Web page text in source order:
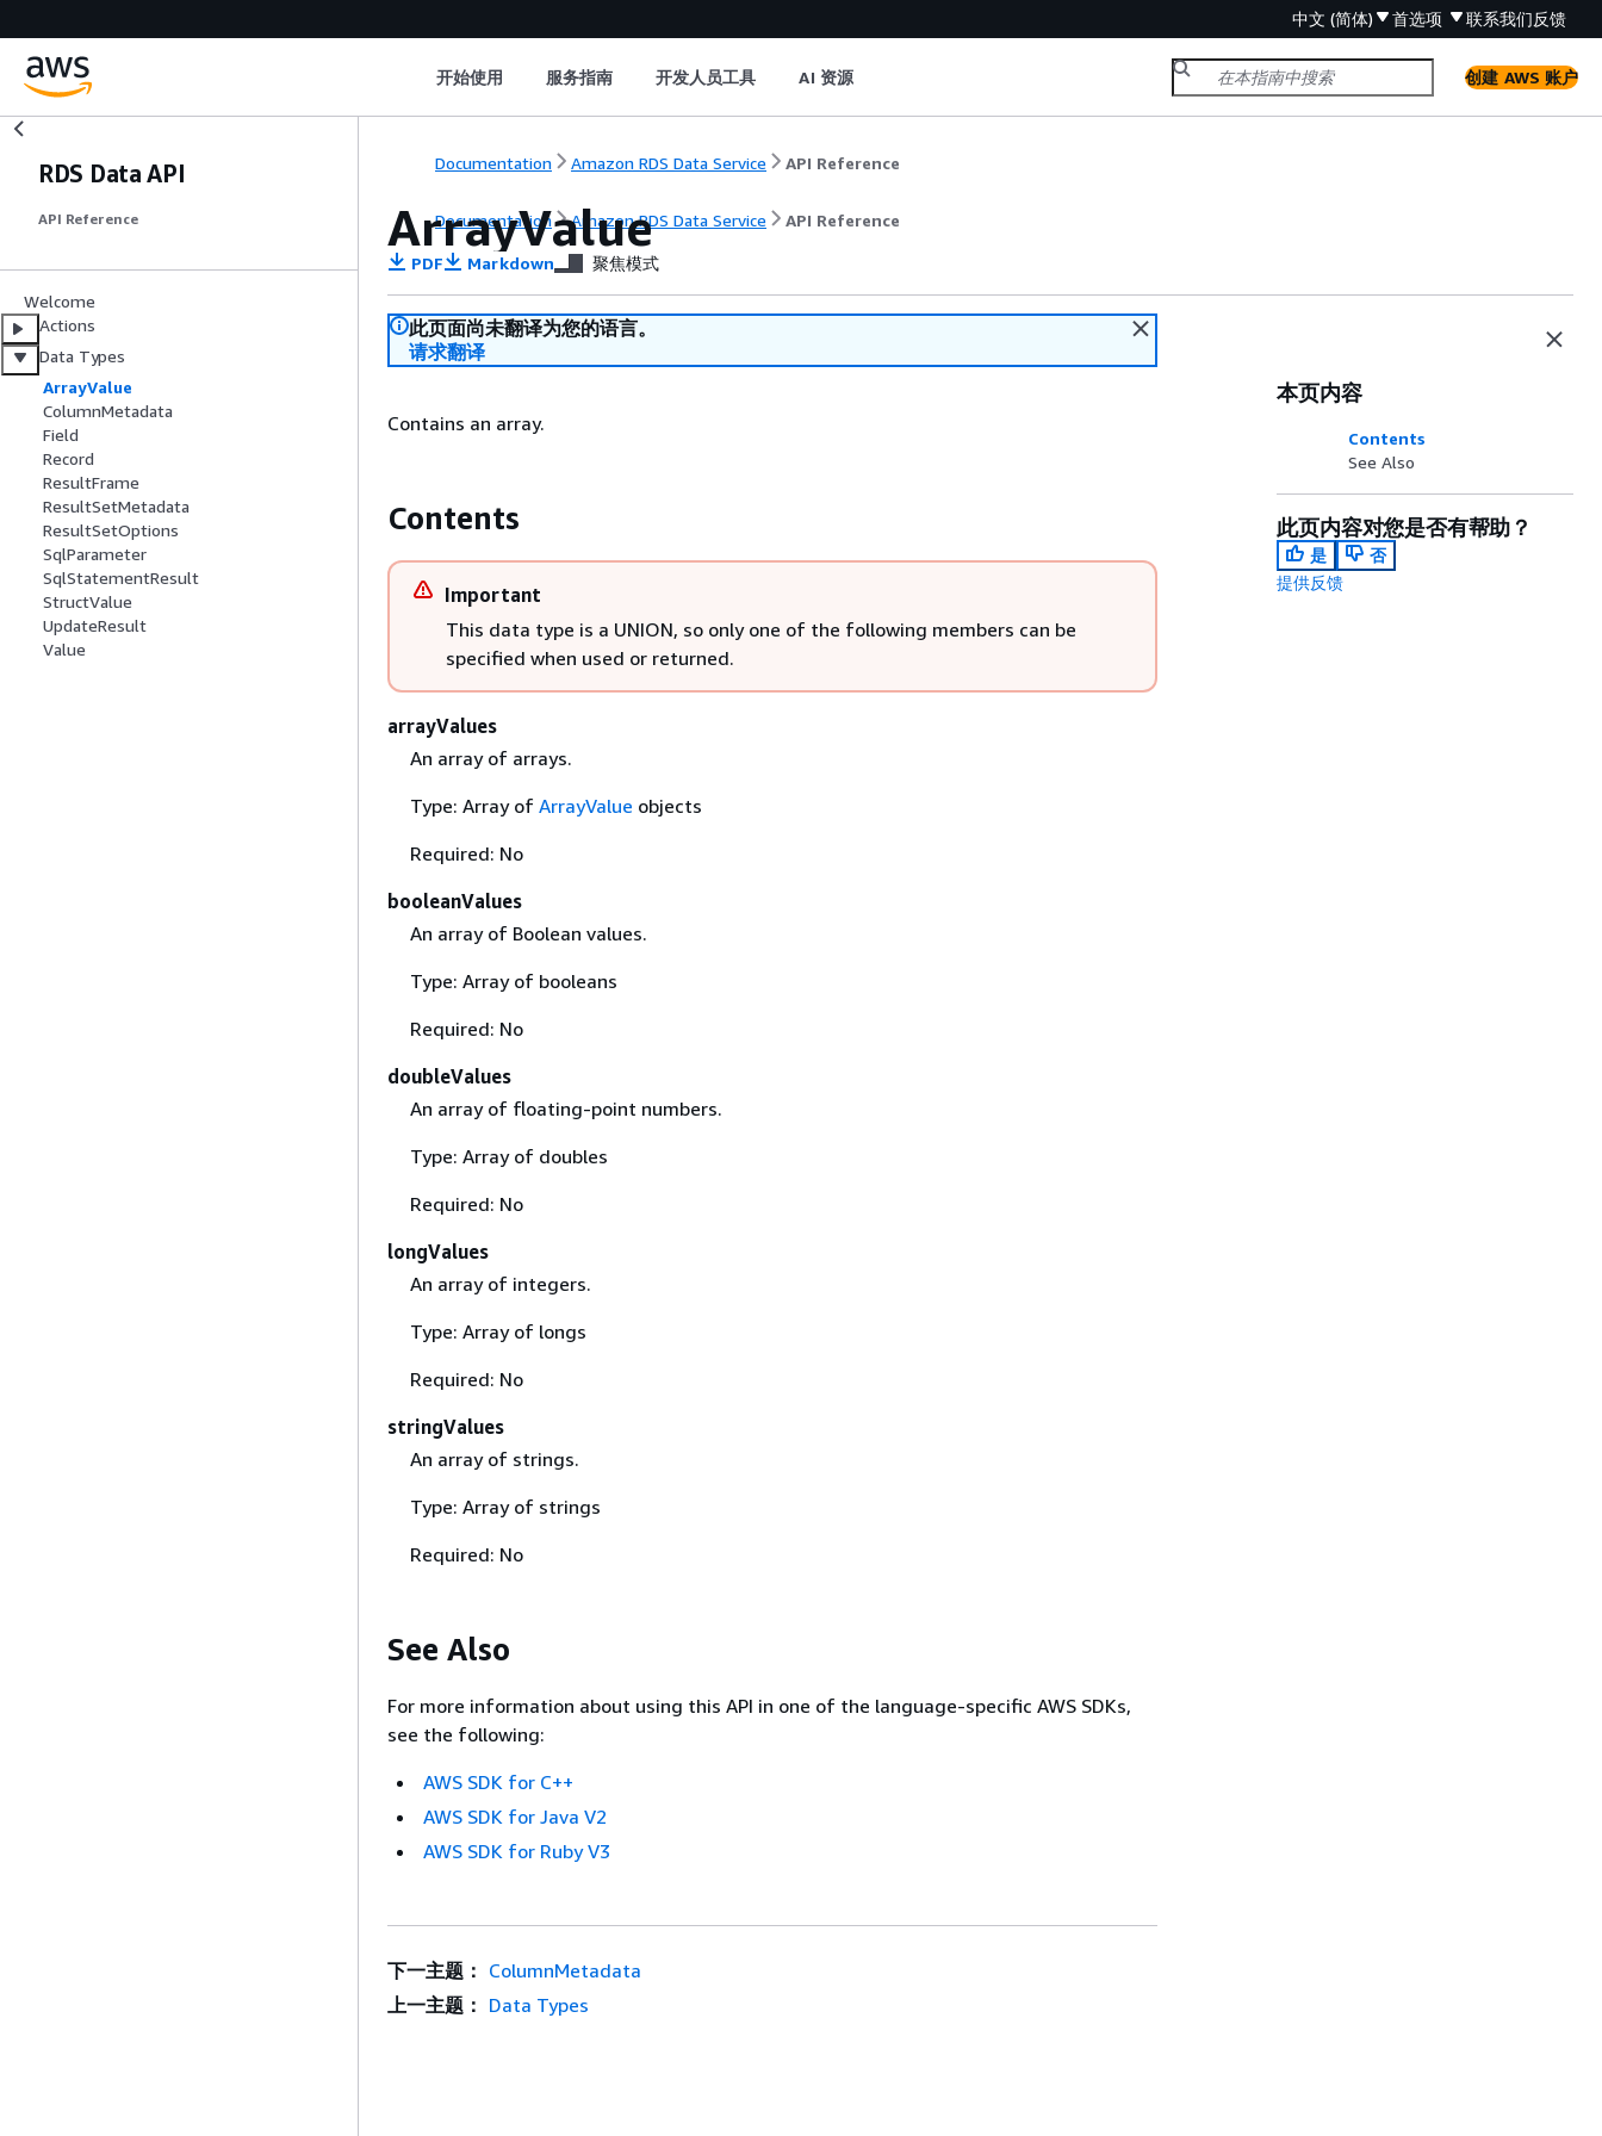
中文 (简体) 首选项 联系我们反馈
开始使用 服务指南 开发人员工具 AI 资源 创建 AWS 账户
RDS Data API
API Reference
Welcome
Actions
Data Types
ArrayValue
ColumnMetadata
Field
Record
ResultFrame
ResultSetMetadata
ResultSetOptions
SqlParameter
SqlStatementResult
StructValue
UpdateResult
Value
Documentation Amazon RDS Data Service API Reference
Documentation Amazon RDS Data Service API Reference
ArrayValue
PDF Markdown 聚焦模式
此页面尚未翻译为您的语言。
请求翻译
Contains an array.
Contents
Important
This data type is a UNION, so only one of the following members can be
specified when used or returned.
arrayValues
An array of arrays.
Type: Array of ArrayValue objects
Required: No
booleanValues
An array of Boolean values.
Type: Array of booleans
Required: No
doubleValues
An array of floating-point numbers.
Type: Array of doubles
Required: No
longValues
An array of integers.
Type: Array of longs
Required: No
stringValues
An array of strings.
Type: Array of strings
Required: No
See Also
For more information about using this API in one of the language-specific AWS SDKs,
see the following:
AWS SDK for C++
AWS SDK for Java V2
AWS SDK for Ruby V3
本页内容
Contents
See Also
此页内容对您是否有帮助？
是
否
提供反馈
下一主题： ColumnMetadata
上一主题： Data Types